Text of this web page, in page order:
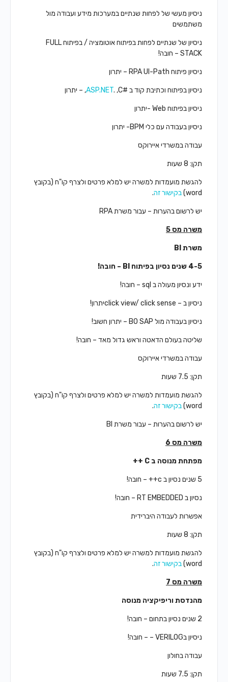
ניסיון מעשי של לפחות שנתיים במערכות מידע ועבודה מול
משתמשים
ניסיון של שנתיים לפחות בפיתוח אוטומציה / בפיתוח FULL
STACK – חובה!
ניסיון פיתוח RPA UI-Path – יתרון
ניסיון בפיתוח וכתיבת קוד ב # ASP.NET. ,C, – יתרון
ניסיון בפיתוח Web -יתרון
ניסיון בעבודה עם כלי BPM- יתרון
עבודה במשרדי איירוקס
תקן: 8 שעות
להגשת מועמדות למשרה יש למלא פרטים ולצרף קו"ח (בקובץ
word) בקישור זה.
יש לרשום בהערות – עבור משרת RPA
משרה מס 5
משרת BI
4-5 שנים נסיון בפיתוח BI – חובה!
ידע ונסיון מעולה ב sql – חובה!
ניסיון ב – click view/ click senseיתרון!
ניסיון בעבודה מול BO SAP – יתרון חשוב!
שליטה בעולם הדאטה וראש גדול מאד – חובה!
עבודה במשרדי איירוקס
תקן: 7.5 שעות
להגשת מועמדות למשרה יש למלא פרטים ולצרף קו"ח (בקובץ
word) בקישור זה.
יש לרשום בהערות – עבור משרת BI
משרה מס 6
מפתחת מנוסה ב C
++
5 שנים נסיון ב c++ – חובה!
נסיון ב RT EMBEDDED – חובה!
אפשרות לעבודה היברידית
תקן: 8 שעות
להגשת מועמדות למשרה יש למלא פרטים ולצרף קו"ח (בקובץ
word) בקישור זה.
משרה מס 7
מהנדסת וריפיקציה מנוסה
2 שנים נסיון בתחום – חובה!
ניסיון בVERILOG – – חובה!
עבודה בחולון
תקן: 7.5 שעות